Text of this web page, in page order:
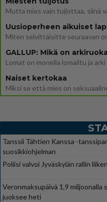
GALLUP: Mikä on
Naiset kertokaa
Tanssii Tähtien Kanssa -
suosikkiohjelman
Poliisi valvoi Jyväskylän rallin
Veronmaksupäivä 1,9 miljoonalla
juoksee heti